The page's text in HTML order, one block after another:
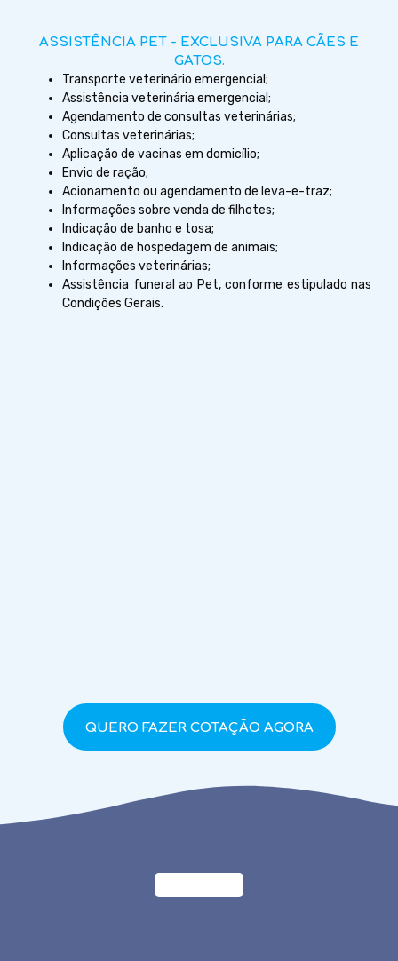
ASSISTÊNCIA PET - EXCLUSIVA PARA CÃES E
GATOS.
Transporte veterinário emergencial;
Assistência veterinária emergencial;
Agendamento de consultas veterinárias;
Consultas veterinárias;
Aplicação de vacinas em domicílio;
Envio de ração;
Acionamento ou agendamento de leva-e-traz;
Informações sobre venda de filhotes;
Indicação de banho e tosa;
Indicação de hospedagem de animais;
Informações veterinárias;
Assistência funeral ao Pet, conforme estipulado nas
Condições Gerais.
QUERO FAZER COTAÇÃO AGORA